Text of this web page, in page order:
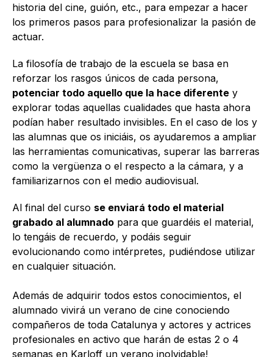
historia del cine, guión, etc., para empezar a hacer
los primeros pasos para profesionalizar la pasión de
actuar.
La filosofía de trabajo de la escuela se basa en
reforzar los rasgos únicos de cada persona,
potenciar todo aquello que la hace diferente y
explorar todas aquellas cualidades que hasta ahora
podían haber resultado invisibles. En el caso de los y
las alumnas que os iniciáis, os ayudaremos a ampliar
las herramientas comunicativas, superar las barreras
como la vergüenza o el respecto a la cámara, y a
familiarizarnos con el medio audiovisual.
Al final del curso se enviará todo el material
grabado al alumnado para que guardéis el material,
lo tengáis de recuerdo, y podáis seguir
evolucionando como intérpretes, pudiéndose utilizar
en cualquier situación.
Además de adquirir todos estos conocimientos, el
alumnado vivirá un verano de cine conociendo
compañeros de toda Catalunya y actores y actrices
profesionales en activo que harán de estas 2 o 4
semanas en Karloff un verano inolvidable!